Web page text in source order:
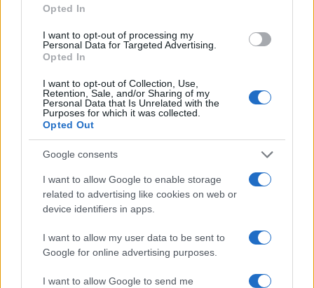
Opted In
I want to opt-out of processing my
Personal Data for Targeted Advertising.
Opted In
I want to opt-out of Collection, Use,
Retention, Sale, and/or Sharing of my
Personal Data that Is Unrelated with the
Purposes for which it was collected.
Opted Out
Google consents
I want to allow Google to enable storage
related to advertising like cookies on web or
device identifiers in apps.
I want to allow my user data to be sent to
Google for online advertising purposes.
I want to allow Google to send me
Ne zamudite še enega vrhunskega jazz večera na
posameznik kazensko odgovoren za javno spodbujanje
sovraštva, nasilja ali nestrpnosti. Komentarji z žaljivimi,
rasističnimi, diskriminatornimi ali nezakonitimi vsebinami bodo
Failed to fetch